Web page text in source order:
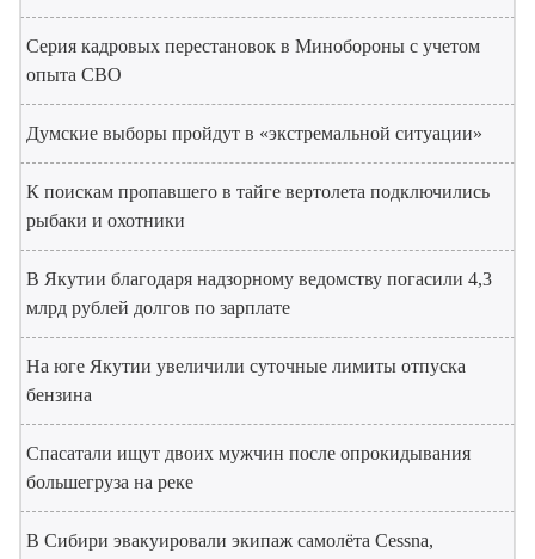
Серия кадровых перестановок в Минобороны с учетом
опыта СВО
Думские выборы пройдут в «экстремальной ситуации»
К поискам пропавшего в тайге вертолета подключились
рыбаки и охотники
В Якутии благодаря надзорному ведомству погасили 4,3
млрд рублей долгов по зарплате
На юге Якутии увеличили суточные лимиты отпуска
бензина
Спасатали ищут двоих мужчин после опрокидывания
большегруза на реке
В Сибири эвакуировали экипаж самолёта Cessna,